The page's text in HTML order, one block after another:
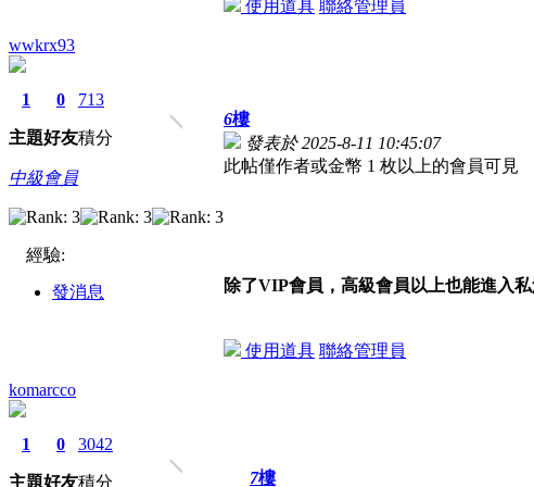
使用道具 聯絡管理員
wwkrx93
1
主題
0
好友
713
積分
中級會員
經驗:
發消息
6樓
發表於 2025-8-11 10:45:07
此帖僅作者或金幣 1 枚以上的會員可見
除了VIP會員，高級會員以上也能進入
使用道具 聯絡管理員
komarcco
1
主題
0
好友
3042
積分 7樓